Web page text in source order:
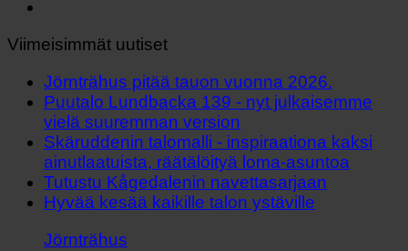
Viimeisimmät uutiset
Jörnträhus pitää tauon vuonna 2026.
Puutalo Lundbacka 139 - nyt julkaisemme
vielä suuremman version
Skäruddenin talomalli - inspiraationa kaksi
ainutlaatuista, räätälöityä loma-asuntoa
Tutustu Kågedalenin navettasarjaan
Hyvää kesää kaikille talon ystäville
Jörnträhus